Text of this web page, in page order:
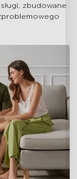
zbudowane